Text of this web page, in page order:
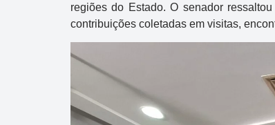
regiões do Estado. O senador
contribuições coletadas em visitas,